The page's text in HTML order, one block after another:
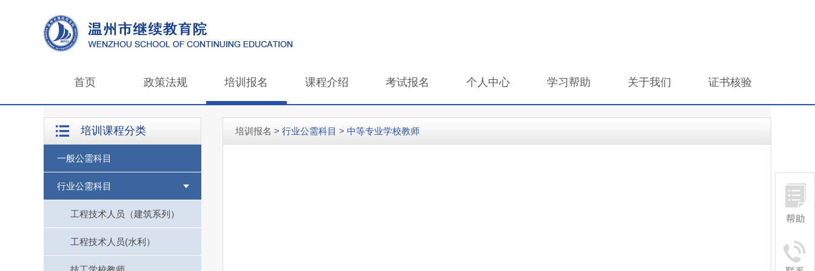
首页 政策法规 培训报名 课程介绍 考试报名 个人中心 学习帮助 关于我们 证书核验
培训课程分类
一般公需科目
行业公需科目
工程技术人员（建筑系列）
工程技术人员(水利）
培训报名 > 行业公需科目 > 中等专业学校教师